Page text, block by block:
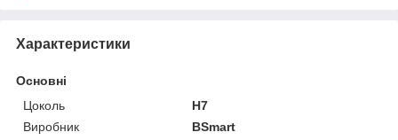
Характеристики
Основні
Цоколь
H7
Виробник
BSmart